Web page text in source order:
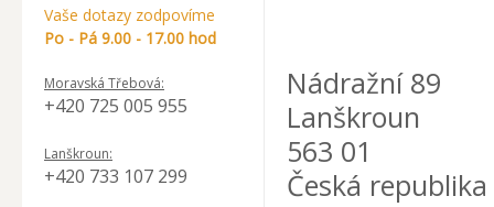
Vaše dotazy zodpovíme
Po - Pá 9.00 - 17.00 hod
Moravská Třebová:
+420 725 005 955
Lanškroun:
+420 733 107 299
Nádražní 89
Lanškroun
563 01
Česká republika